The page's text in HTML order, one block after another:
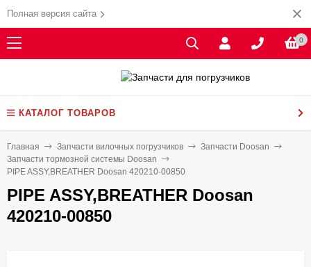
Полная версия сайта
0
КАТАЛОГ ТОВАРОВ
Главная Запчасти вилочных погрузчиков
Запчасти Doosan
Запчасти тормозной системы Doosan
PIPE ASSY,BREATHER Doosan 420210-00850
PIPE ASSY,BREATHER Doosan
420210-00850